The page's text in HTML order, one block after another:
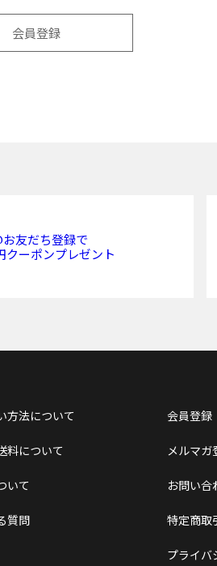
会員登録
お友だち登録で
クーポンプレゼント
方法について
料について
いて
質問
会員登録
メルマガ
お問い合
特定商取
プライバ